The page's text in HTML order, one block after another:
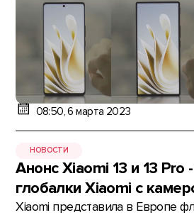
08:50, 6 марта 2023
НОВОСТИ
Анонс Xiaomi 13 и 13 Pro
глобалки Xiaomi с
Xiaomi представила в Европе